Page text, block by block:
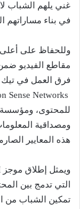
في بناء مساراتهم
وللحفاظ على
فرق العمل في
ومصداقية
هذه المعايير
التي تدمج بين
تمكين الشباب من